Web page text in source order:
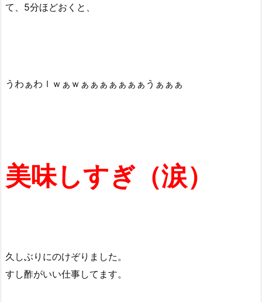
て、5分ほどおくと、
うわぁわｌｗぁｗぁぁぁぁぁぁぁうぁぁぁ
美味しすぎ（涙）
久しぶりにのけぞりました。
すし酢がいい仕事してます。